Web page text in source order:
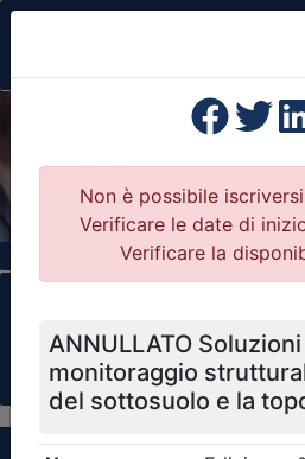
Previous
Il portale della
Collegi
Clicca qui - espandi la